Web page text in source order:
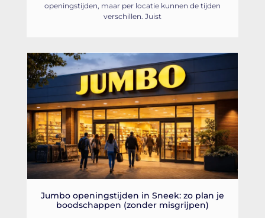
openingstijden, maar per locatie kunnen de tijden
verschillen. Juist
Jumbo openingstijden in Sneek: zo plan je
boodschappen (zonder misgrijpen)